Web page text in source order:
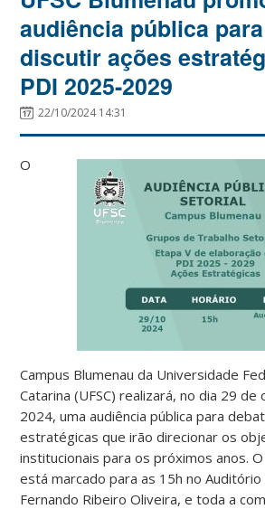
audiência pública para
discutir ações
PDI 2025-2029
22/10/2024 14:31
O
Campus Blumenau da Universidade
Catarina (UFSC) realizará, no dia 29 de
2024, uma audiência pública para
estratégicas que irão direcionar os
institucionais para os próximos anos.
está marcado para as 15h no
Fernando Ribeiro Oliveira, e toda a